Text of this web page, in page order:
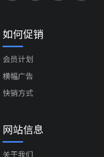
如何促销
会员计划
横幅广告
快销方式
网站信息
关于我们